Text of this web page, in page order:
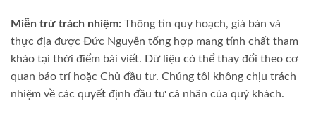
Miễn trừ trách nhiệm: Thông tin quy hoạch, giá bán và
thực địa được Đức Nguyễn tổng hợp mang tính chất tham
khảo tại thời điểm bài viết. Dữ liệu có thể thay đổi theo cơ
quan báo trí hoặc Chủ đầu tư. Chúng tôi không chịu trách
nhiệm về các quyết định đầu tư cá nhân của quý khách.